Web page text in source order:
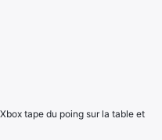
tape du poing sur la table et